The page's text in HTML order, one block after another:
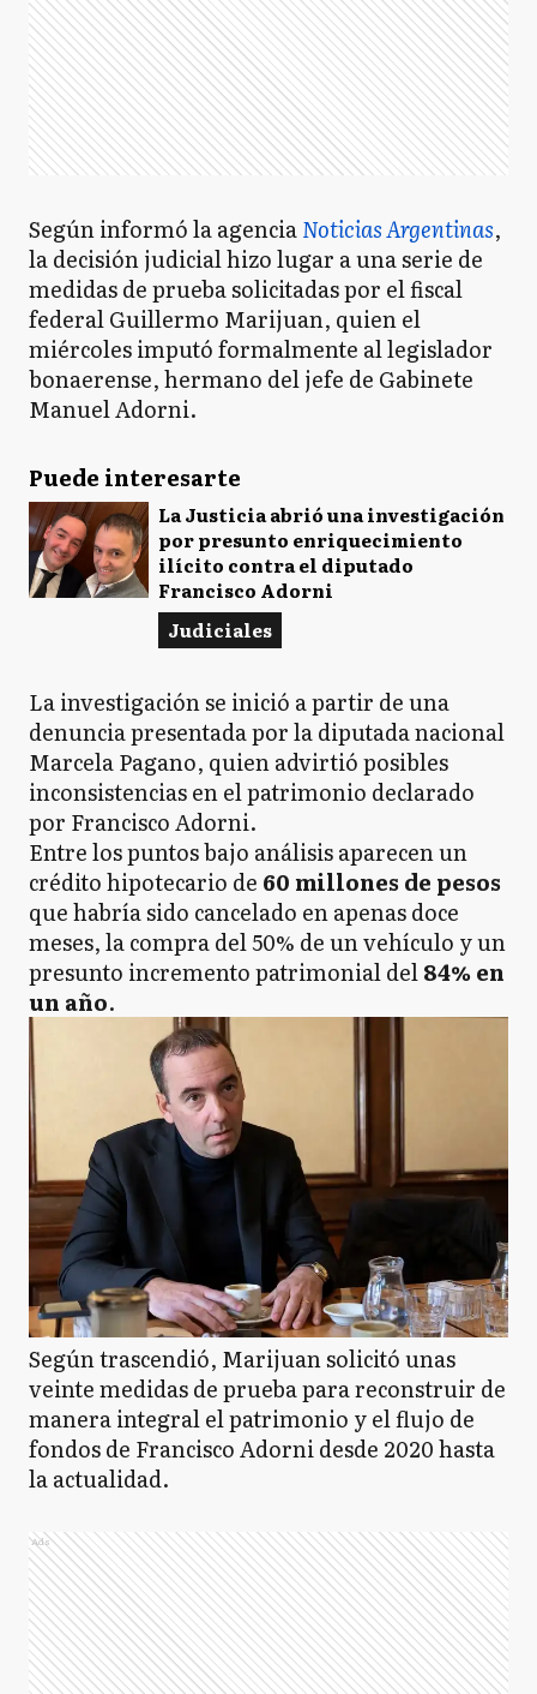
Según informó la agenciaNoticias Argentinas,
la decisión judicial hizo lugar a una serie de
medidas de prueba solicitadas por el fiscal
federal Guillermo Marijuan, quien el
miércoles imputó formalmente al legislador
bonaerense, hermano del jefe de Gabinete
Manuel Adorni.
Puede interesarte
La Justicia abrió una investigación
por presunto enriquecimiento
ilícito contra el diputado
Francisco Adorni
Judiciales
La investigación se inició a partir de una
denuncia presentada por la diputada nacional
Marcela Pagano, quien advirtió posibles
inconsistencias en el patrimonio declarado
por Francisco Adorni.
Entre los puntos bajo análisis aparecen un
crédito hipotecario de 60 millones de pesos
que habría sido cancelado en apenas doce
meses, la compra del 50% de un vehículo y un
presunto incremento patrimonial del84% en
un año.
Según trascendió, Marijuan solicitó unas
veinte medidas de prueba para reconstruir de
manera integral el patrimonio y el flujo de
fondos de Francisco Adorni desde 2020 hasta
la actualidad.
Ads